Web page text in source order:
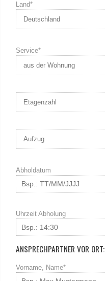
Land*
Service*
Abholdatum
Uhrzeit Abholung
ANSPRECHPARTNER VOR ORT:
Vorname, Name*